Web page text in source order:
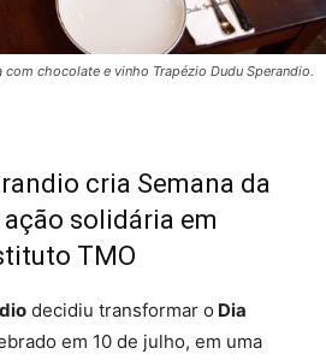
chocolate e vinho Trapézio Dudu Sperandio.
cria Semana da
solidária em
TMO
decidiu transformar o Dia
em 10 de julho, em uma